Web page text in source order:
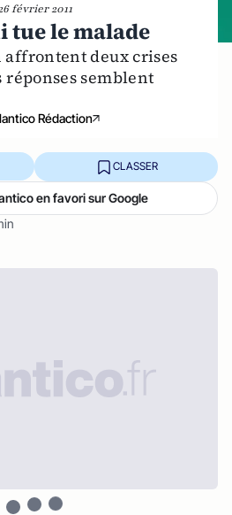
février 2011
tue le malade
deux crises
semblent
Rédaction
CLASSER
en favori sur Google